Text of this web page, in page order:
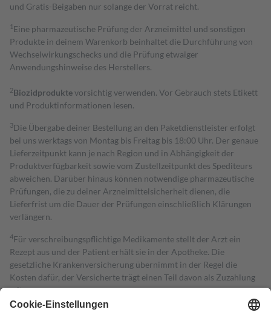
und Gratis-Beigaben nur solange der Vorrat reicht.
1 Eine pharmazeutische Prüfung der Arzneimittel und sonstigen
Produkte in deinem Warenkorb beinhaltet die Durchführung von
Wechselwirkungschecks und die Prüfung etwaiger
Anwendungshinweise des Herstellers.
2Biozidproduktevorsichtig verwenden. Vor Gebrauch stets Etikett
und Produktinformationen lesen.
3Die Übergabe deiner Bestellung an den Paketdienstleister erfolgt
bei uns werktags von Montag bis Freitag bis 18:00 Uhr. Der genaue
Lieferzeitpunkt kann je nach Region und in Abhängigkeit der
Produktverfügbarkeit sowie vom Zustellzeitpunkt des Spediteurs
abweichen. Darüber hinaus können notwendige pharmazeutische
Prüfungen, die zu deiner Arzneimittelsicherheit dienen, die
Lieferfrist um die Dauer der Prüfungen einschließlich Klärungen
verlängern.
4Für verschreibungspflichtige Medikamente stellt der Arzt ein
Rezept aus und der Patient erhält sie in der Apotheke. Die
gesetzliche Krankenversicherung übernimmt in der Regel die
Kosten dafür, der Versicherte trägt einen Teil davon als Zuzahlung
mit.
Grundsätzlich leisten Mitglieder Zuzahlungen in Höhe von zehn